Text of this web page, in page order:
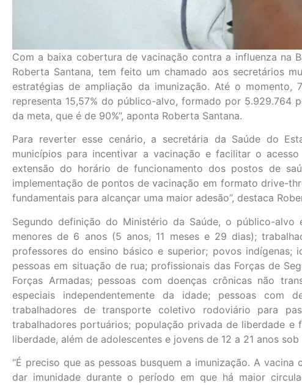
Com a baixa cobertura de vacinação contra a influenza na
Roberta Santana, tem feito um chamado aos secretários
estratégias de ampliação da imunização. Até o momento,
representa 15,57% do público-alvo, formado por 5.929.764
da meta, que é de 90%”, aponta Roberta Santana.
Para reverter esse cenário, a secretária da Saúde do
municípios para incentivar a vacinação e facilitar o
extensão do horário de funcionamento dos postos de
implementação de pontos de vacinação em formato drive-
fundamentais para alcançar uma maior adesão”, destaca
Segundo definição do Ministério da Saúde, o público-
menores de 6 anos (5 anos, 11 meses e 29 dias);
professores do ensino básico e superior; povos indígenas;
pessoas em situação de rua; profissionais das Forças de
Forças Armadas; pessoas com doenças crônicas não
especiais independentemente da idade; pessoas com
trabalhadores de transporte coletivo rodoviário para
trabalhadores portuários; população privada de liberdade e
liberdade, além de adolescentes e jovens de 12 a 21 anos
“É preciso que as pessoas busquem a imunização. A
dar imunidade durante o período em que há maior